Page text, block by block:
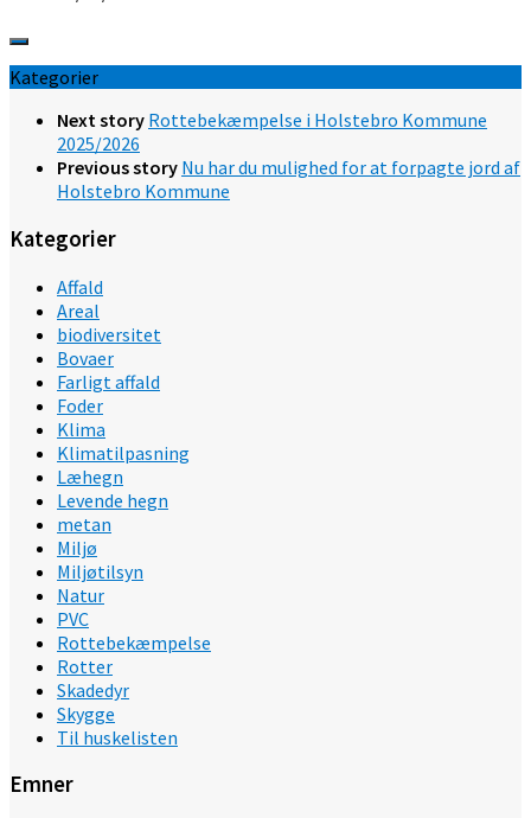
Kategorier
Next story Rottebekæmpelse i Holstebro Kommune
2025/2026
Previous story Nu har du mulighed for at forpagte jord af
Holstebro Kommune
Kategorier
Affald
Areal
biodiversitet
Bovaer
Farligt affald
Foder
Klima
Klimatilpasning
Læhegn
Levende hegn
metan
Miljø
Miljøtilsyn
Natur
PVC
Rottebekæmpelse
Rotter
Skadedyr
Skygge
Til huskelisten
Emner